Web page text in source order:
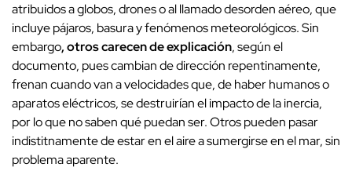
atribuidos a globos, drones o al llamado desorden aéreo, que
incluye pájaros, basura y fenómenos meteorológicos. Sin
embargo, otros carecen de explicación, según el
documento, pues cambian de dirección repentinamente,
frenan cuando van a velocidades que, de haber humanos o
aparatos eléctricos, se destruirían el impacto de la inercia,
por lo que no saben qué puedan ser. Otros pueden pasar
indistitnamente de estar en el aire a sumergirse en el mar, sin
problema aparente.